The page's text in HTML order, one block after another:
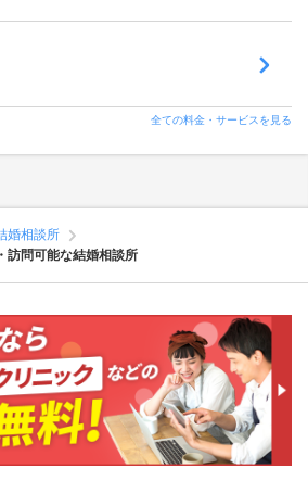
全ての料金・サービスを見る
婚相談所
訪問可能な結婚相談所